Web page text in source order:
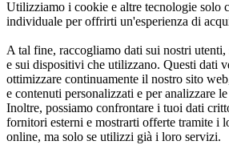
Utilizziamo i cookie e altre tecnologie solo
individuale per offrirti un'esperienza di
A tal fine, raccogliamo dati sui nostri
e sui dispositivi che utilizzano. Questi dati
ottimizzare continuamente il nostro sito
e contenuti personalizzati e per analizzare
Inoltre, possiamo confrontare i tuoi dati
fornitori esterni e mostrarti offerte tramite i
online, ma solo se utilizzi già i loro servizi.